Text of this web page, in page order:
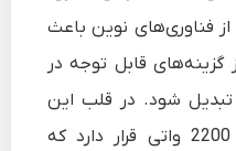
نوین باعث
قابل توجه در
شود. در قلب این
دستگاه یک موتور قدرتمند 2200 واتی قرار دارد که